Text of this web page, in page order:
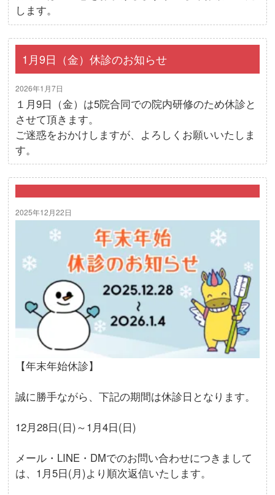
します。
1月9日（金）休診のお知らせ
2026年1月7日
１月9日（金）は5院合同での院内研修のため休診と
させて頂きます。
ご迷惑をおかけしますが、よろしくお願いいたしま
す。
2025年12月22日
【年末年始休診】
誠に勝手ながら、下記の期間は休診日となります。
12月28日(日)～1月4日(日)
メール・LINE・DMでのお問い合わせにつきまして
は、1月5日(月)より順次返信いたします。